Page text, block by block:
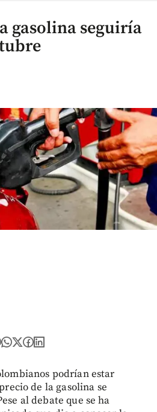
gasolina seguiría
podrían estar
de la gasolina se
al debate que se ha